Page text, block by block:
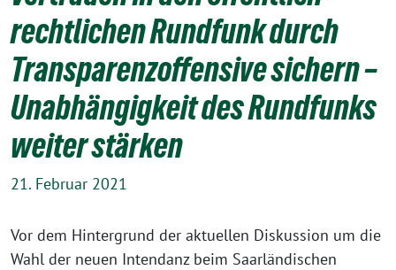
rechtlichen Rundfunk durch
Transparenzoffensive sichern –
Unabhängigkeit des Rundfunks
weiter stärken
21. Februar 2021
Vor dem Hintergrund der aktuellen Diskussion um die
Wahl der neuen Intendanz beim Saarländischen